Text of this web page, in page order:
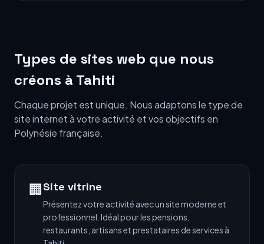
Types de sites web que nous
créons à Tahiti
Chaque projet est unique. Nous adaptons le type de
site internet à votre activité et vos objectifs en
Polynésie française.
🏢Site vitrine
Présentez votre activité avec un site moderne et
professionnel. Idéal pour les pensions,
restaurants, artisans et prestataires de services à